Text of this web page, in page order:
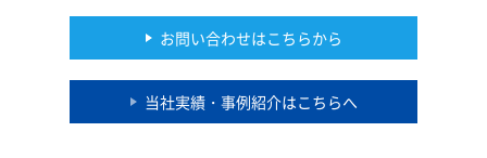
お問い合わせはこちらから
当社実績・事例紹介はこちらへ